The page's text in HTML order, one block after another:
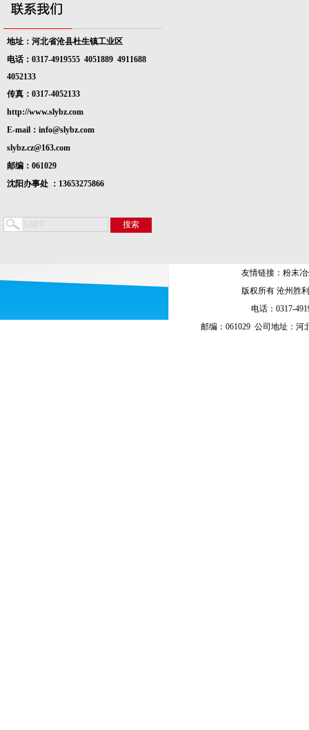
地址：河北省沧县杜生镇工业区
电话：0317-4919555 4051889 4911688
4052133
传真：0317-4052133
http://www.slybz.com
E-mail：info@slybz.com
slybz.cz@163.com
邮编：061029
沈阳办事处 ：13653275866
友情链接： 粉末
版权所有 沧州胜
电话：0317-
邮编：061029 公司地址：河